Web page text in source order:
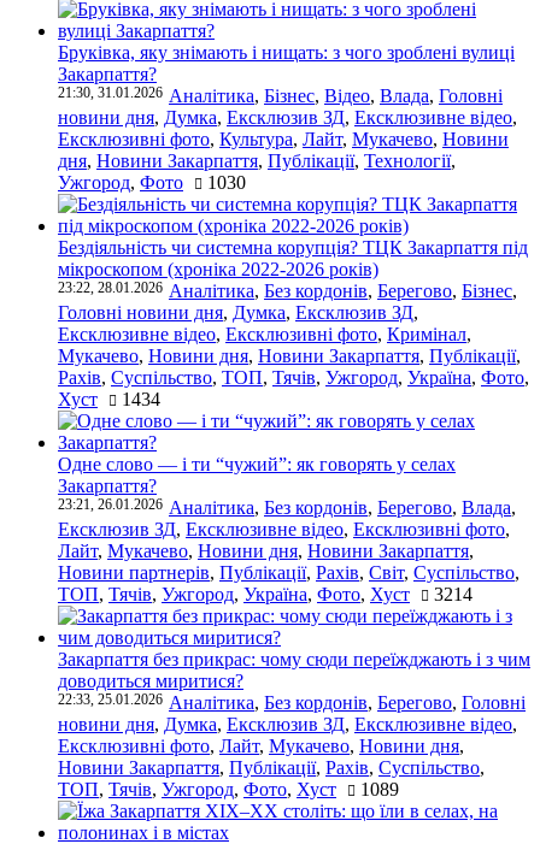
Бруківка, яку знімають і нищать: з чого зроблені вулиці
Закарпаття?
21:30, 31.01.2026 Аналітика, Бізнес, Відео, Влада, Головні
новини дня, Думка, Ексклюзив ЗД, Ексклюзивне відео,
Ексклюзивні фото, Культура, Лайт, Мукачево, Новини
дня, Новини Закарпаття, Публікації, Технології,
Ужгород, Фото 1030
Бездіяльність чи системна корупція? ТЦК Закарпаття під
мікроскопом (хроніка 2022-2026 років)
23:22, 28.01.2026 Аналітика, Без кордонів, Берегово, Бізнес,
Головні новини дня, Думка, Ексклюзив ЗД,
Ексклюзивне відео, Ексклюзивні фото, Кримінал,
Мукачево, Новини дня, Новини Закарпаття, Публікації,
Рахів, Суспільство, ТОП, Тячів, Ужгород, Україна, Фото,
Хуст
1434
Одне слово — і ти “чужий”: як говорять у селах
Закарпаття?
23:21, 26.01.2026 Аналітика, Без кордонів, Берегово, Влада,
Ексклюзив ЗД, Ексклюзивне відео, Ексклюзивні фото,
Лайт, Мукачево, Новини дня, Новини Закарпаття,
Новини партнерів, Публікації, Рахів, Світ, Суспільство,
ТОП, Тячів, Ужгород, Україна, Фото, Хуст 3214
Закарпаття без прикрас: чому сюди переїжджають і з чим
доводиться миритися?
22:33, 25.01.2026 Аналітика, Без кордонів, Берегово, Головні
новини дня, Думка, Ексклюзив ЗД, Ексклюзивне відео,
Ексклюзивні фото, Лайт, Мукачево, Новини дня,
Новини Закарпаття, Публікації, Рахів, Суспільство,
ТОП, Тячів, Ужгород, Фото, Хуст 1089